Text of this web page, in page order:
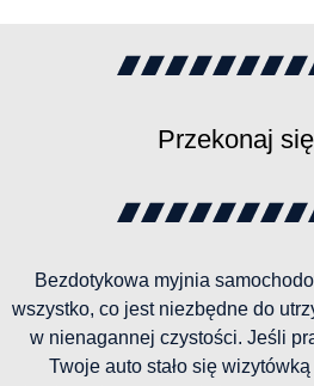
Przekonaj
Bezdotykowa myjnia
wszystko, co jest niezbędne do
w nienagannej czystości. Jeśli
Twoje auto stało się